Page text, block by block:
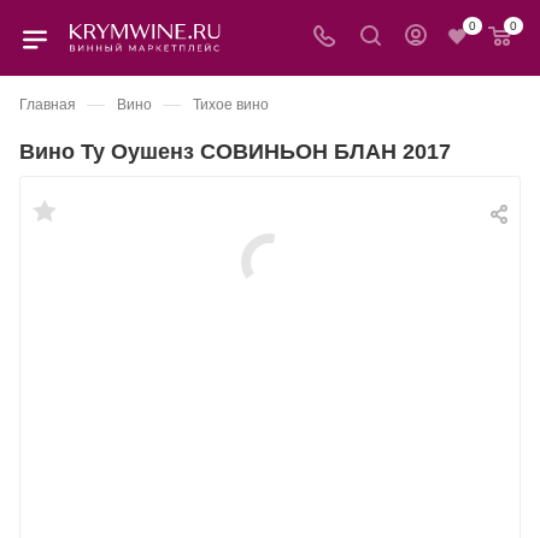
0 0
Главная — Вино — Тихое вино
Вино Ту Оушенз СОВИНЬОН БЛАН 2017